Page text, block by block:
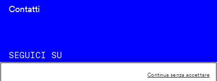
Contatti
SEGUICI SU
Continua senza accettare